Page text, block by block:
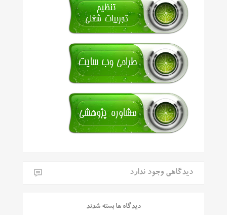
دیدگاهی وجود ندارد
دیدگاه ها بسته شدند